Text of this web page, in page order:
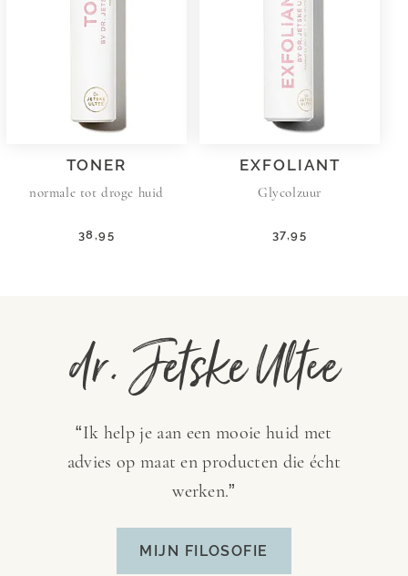
TONER
normale tot droge huid
38,95
EXFOLIANT
Glycolzuur
37,95
dr. Jetske Ultee
“Ik help je aan een mooie huid met
advies op maat en producten die écht
werken.”
MIJN FILOSOFIE